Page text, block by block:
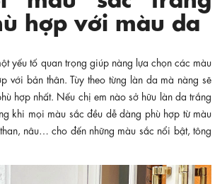
hợp với màu da
yếu tố quan trọng giúp nàng lựa chọn các màu
với bản thân. Tùy theo từng làn da mà nàng sẽ
hợp nhất. Nếu chị em nào sở hữu làn da trắng
khi mọi màu sắc đều dễ dàng phù hợp từ màu
nâu… cho đến những màu sắc nổi bật, tông